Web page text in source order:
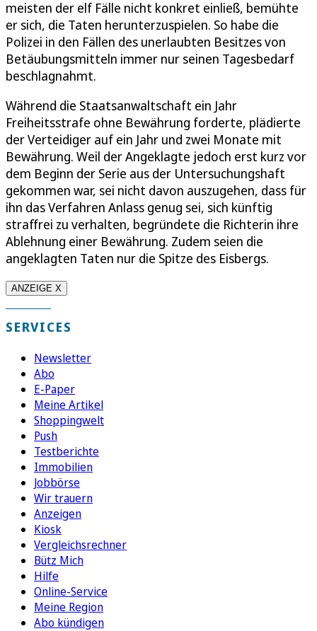
meisten der elf Fälle nicht konkret einließ, bemühte
er sich, die Taten herunterzuspielen. So habe die
Polizei in den Fällen des unerlaubten Besitzes von
Betäubungsmitteln immer nur seinen Tagesbedarf
beschlagnahmt.
Während die Staatsanwaltschaft ein Jahr
Freiheitsstrafe ohne Bewährung forderte, plädierte
der Verteidiger auf ein Jahr und zwei Monate mit
Bewährung. Weil der Angeklagte jedoch erst kurz vor
dem Beginn der Serie aus der Untersuchungshaft
gekommen war, sei nicht davon auszugehen, dass für
ihn das Verfahren Anlass genug sei, sich künftig
straffrei zu verhalten, begründete die Richterin ihre
Ablehnung einer Bewährung. Zudem seien die
angeklagten Taten nur die Spitze des Eisbergs.
ANZEIGE X
SERVICES
Newsletter
Abo
E-Paper
Meine Artikel
Shoppingwelt
Push
Testberichte
Immobilien
Jobbörse
Wir trauern
Anzeigen
Kiosk
Vergleichsrechner
Bütz Mich
Hilfe
Online-Service
Meine Region
Abo kündigen